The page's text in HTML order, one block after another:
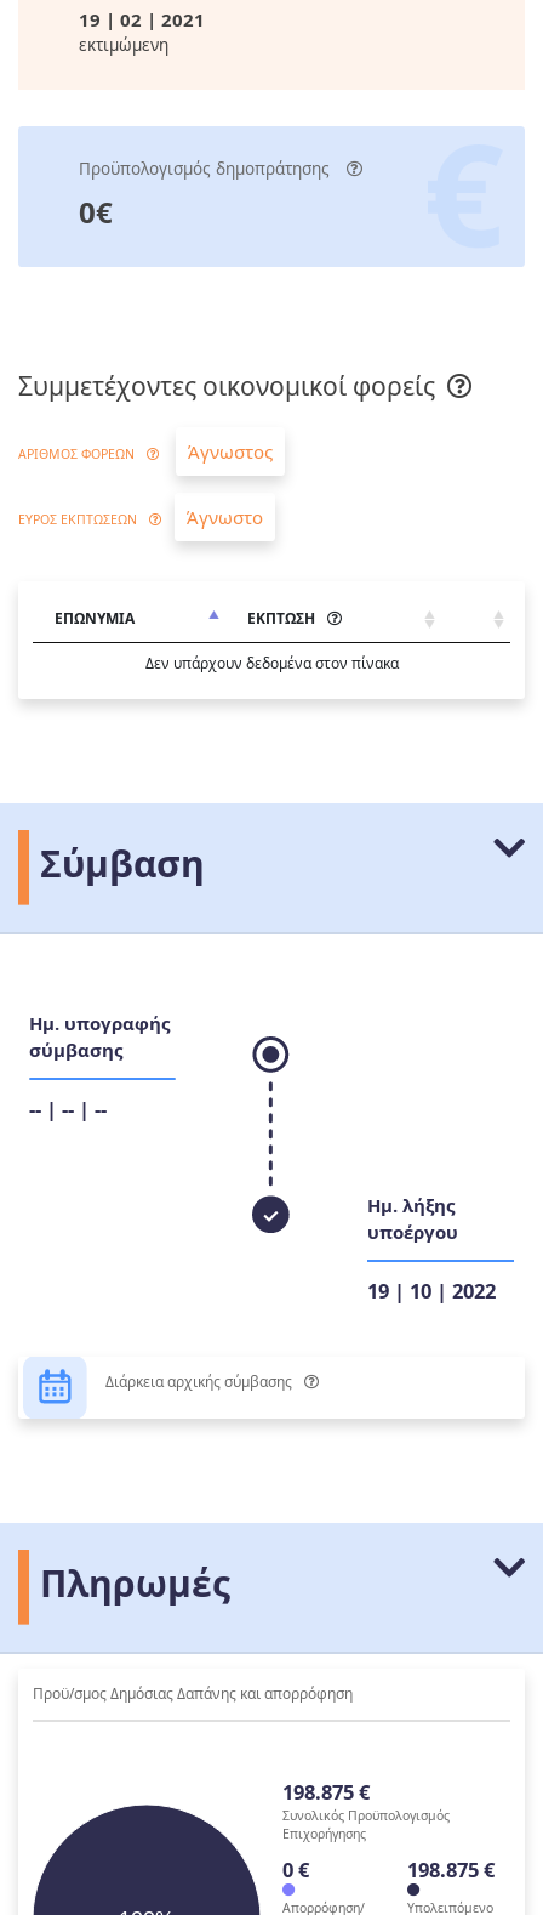
19 | 02 | 2021
εκτιμώμενη
Προϋπολογισμός δημοπράτησης
0€
Συμμετέχοντες οικονομικοί φορείς
ΑΡΙΘΜΟΣ ΦΟΡΕΩΝ Άγνωστος
ΕΥΡΟΣ ΕΚΠΤΩΣΕΩΝ Άγνωστο
ΕΠΩΝΥΜΙΑ ΕΚΠΤΩΣΗ
Δεν υπάρχουν δεδομένα στον πίνακα
Σύμβαση
Ημ. υπογραφής
σύμβασης
-- | -- | --
Ημ. λήξης
υποέργου
19 | 10 | 2022
Διάρκεια αρχικής σύμβασης
Πληρωμές
Προϋ/σμος Δημόσιας Δαπάνης και απορρόφηση
198.875 €
Συνολικός Προϋπολογισμός
Επιχορήγησης
0 €
Απορρόφηση/
198.875 €
Υπολειπόμενο